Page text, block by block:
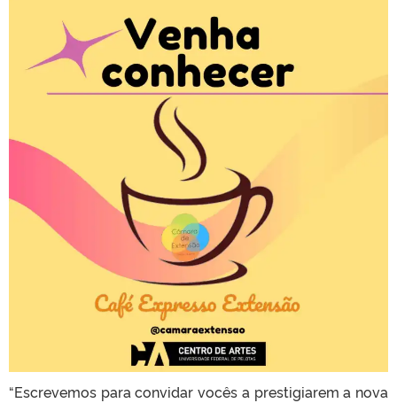
“Escrevemos para convidar vocês a prestigiarem a nova